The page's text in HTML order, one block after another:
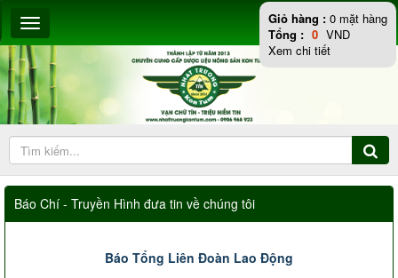
Báo Chí - Truyền Hình đưa tin về chúng tôi
Báo Tổng Liên Đoàn Lao Động
Giỏ hàng : 0 mặt hàng
Tổng : 0 VND
Xem chi tiết